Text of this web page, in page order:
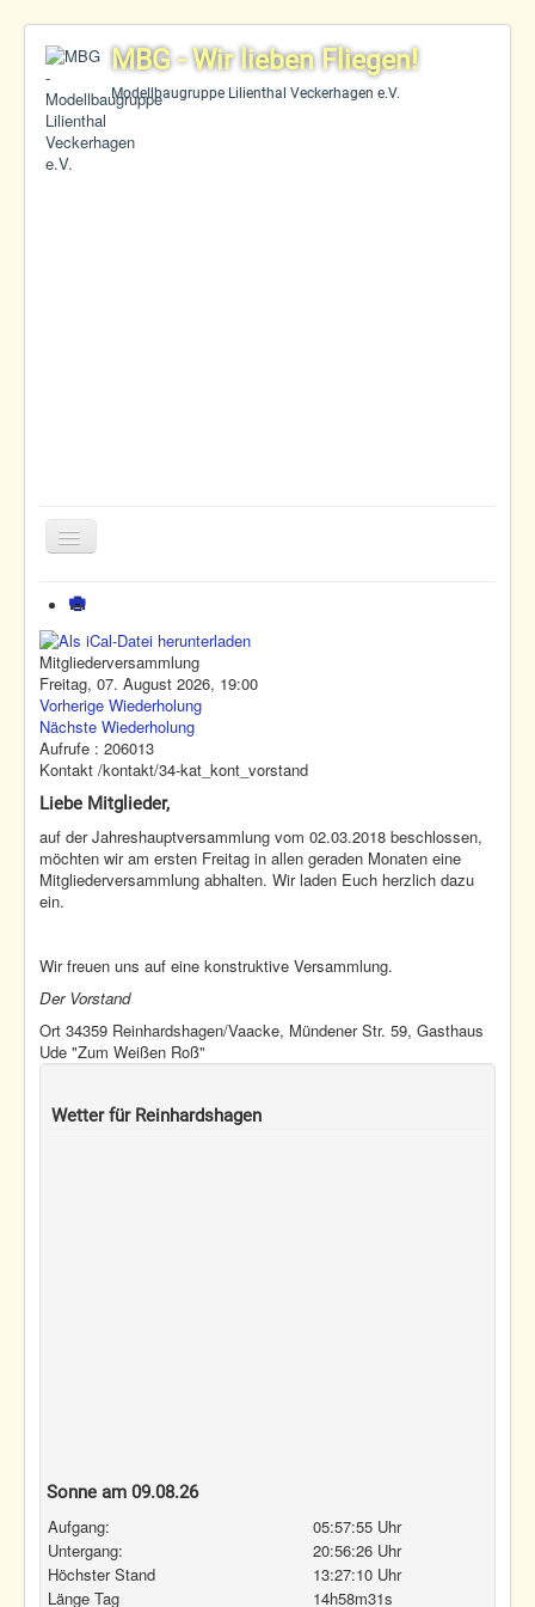
MBG - Wir lieben Fliegen!
Modellbaugruppe Lilienthal Veckerhagen e.V.
Toggle
Navigation
Home
Termine
Fliegen
Nachwuchs
Verein
Home Termine
Mitgliederversammlung
Freitag, 07. August 2026, 19:00
Vorherige Wiederholung
Nächste Wiederholung
Aufrufe : 206013
Kontakt /kontakt/34-kat_kont_vorstand
Liebe Mitglieder,
auf der Jahreshauptversammlung vom 02.03.2018 beschlossen,
möchten wir am ersten Freitag in allen geraden Monaten eine
Mitgliederversammlung abhalten. Wir laden Euch herzlich dazu
ein.
Wir freuen uns auf eine konstruktive Versammlung.
Der Vorstand
Ort 34359 Reinhardshagen/Vaacke, Mündener Str. 59, Gasthaus
Ude "Zum Weißen Roß"
Wetter für Reinhardshagen
Sonne am 09.08.26
Aufgang:
05:57:55 Uhr
Untergang:
20:56:26 Uhr
Höchster Stand
13:27:10 Uhr
Länge Tag
14h58m31s